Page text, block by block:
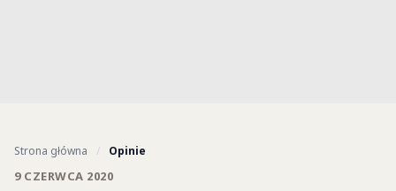
Strona główna / Opinie
9 CZERWCA 2020